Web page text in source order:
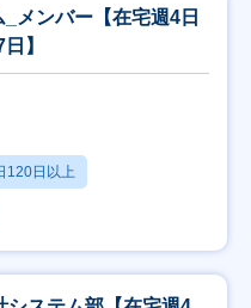
メンバー【在宅週4日
】
120日以上